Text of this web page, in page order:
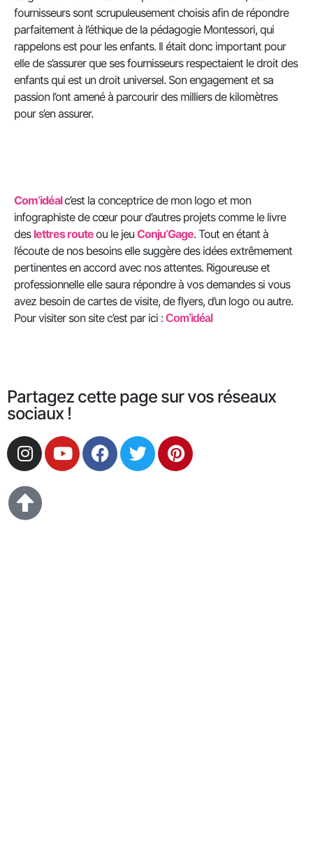
fournisseurs sont scrupuleusement choisis afin de répondre
parfaitement à l’éthique de la pédagogie Montessori, qui
rappelons est pour les enfants. Il était donc important pour
elle de s’assurer que ses fournisseurs respectaient le droit des
enfants qui est un droit universel. Son engagement et sa
passion l’ont amené à parcourir des milliers de kilomètres
pour s’en assurer.
Com’idéalc’est la conceptrice de mon logo et mon
infographiste de cœur pour d’autres projets comme le livre
des lettres routeou le jeu Conju’Gage. Tout en étant à
l’écoute de nos besoins elle suggère des idées extrêmement
pertinentes en accord avec nos attentes. Rigoureuse et
professionnelle elle saura répondre à vos demandes si vous
avez besoin de cartes de visite, de flyers, d’un logo ou autre.
Pour visiter son site c’est par ici :Com’idéal
Partagez cette page sur vos réseaux
sociaux !